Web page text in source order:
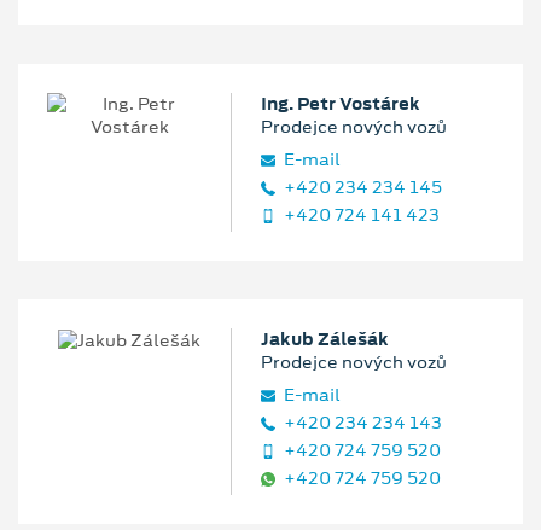
Ing. Petr Vostárek
Prodejce nových vozů
E‑mail
+420 234 234 145
+420 724 141 423
Jakub Zálešák
Prodejce nových vozů
E‑mail
+420 234 234 143
+420 724 759 520
+420 724 759 520